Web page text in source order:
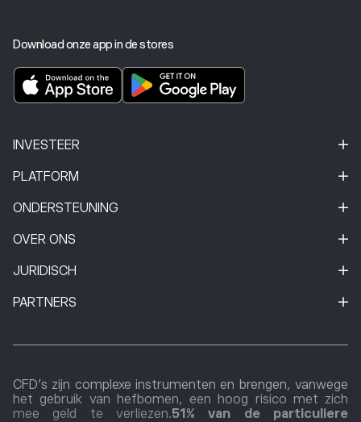
Download onze app in de stores
INVESTEER
PLATFORM
ONDERSTEUNING
OVER ONS
JURIDISCH
PARTNERS
CFD's zijn complexe instrumenten en brengen, vanwege
het gebruik van hefbomen, een hoog risico met zich
mee geld te verliezen.51% van de particuliere